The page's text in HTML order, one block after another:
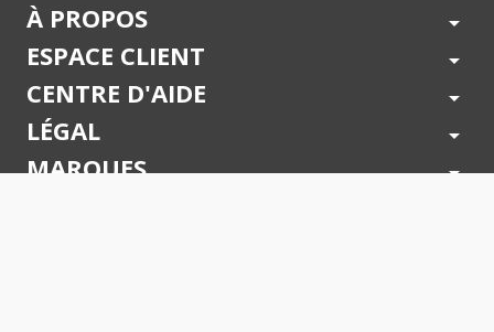
À PROPOS arrow_drop_down
ESPACE CLIENT arrow_drop_down
CENTRE D'AIDE arrow_drop_down
LÉGAL arrow_drop_down
MARQUES arrow_drop_down